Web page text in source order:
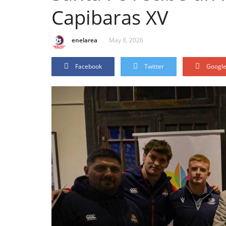
Capibaras XV
enelarea May 8, 2026
Facebook Twitter Google